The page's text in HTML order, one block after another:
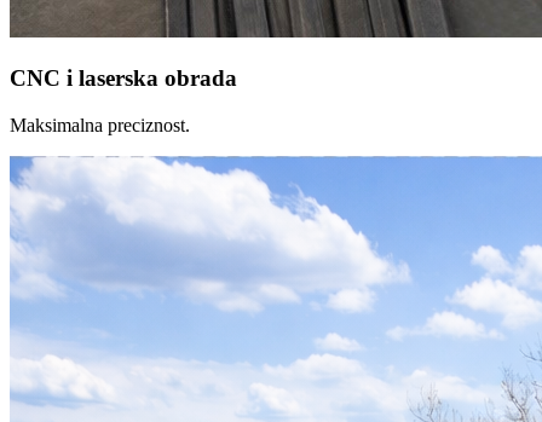
CNC i laserska obrada
Maksimalna preciznost.